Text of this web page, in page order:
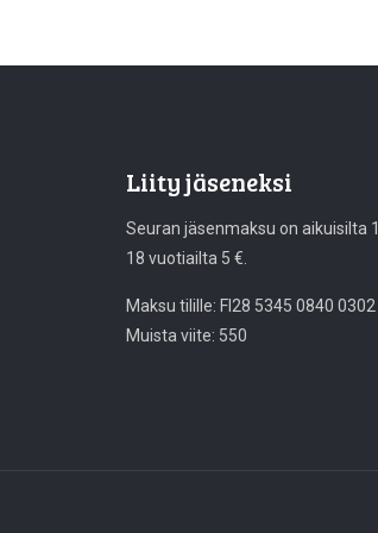
Liity jäseneksi
Seuran jäsenmaksu on aikuisilta
18 vuotiailta 5 €.
Maksu tilille: FI28 5345 0840 0302
Muista viite: 550